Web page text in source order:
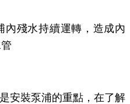
內殘水持續運轉，造成內
安裝泵浦的重點，在了解